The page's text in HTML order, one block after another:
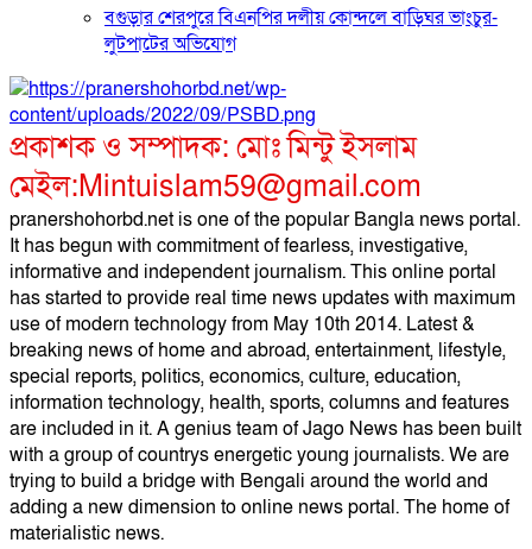
বগুড়ার শেরপুরে বিএনপির দলীয় কোন্দলে বাড়িঘর ভাংচুর-
লুটপাটের অভিযোগ
প্রকাশক ও সম্পাদক: মোঃ মিন্টু ইসলাম
মেইল:Mintuislam59@gmail.com
pranershohorbd.net is one of the popular Bangla news portal.
It has begun with commitment of fearless, investigative,
informative and independent journalism. This online portal
has started to provide real time news updates with maximum
use of modern technology from May 10th 2014. Latest &
breaking news of home and abroad, entertainment, lifestyle,
special reports, politics, economics, culture, education,
information technology, health, sports, columns and features
are included in it. A genius team of Jago News has been built
with a group of countrys energetic young journalists. We are
trying to build a bridge with Bengali around the world and
adding a new dimension to online news portal. The home of
materialistic news.